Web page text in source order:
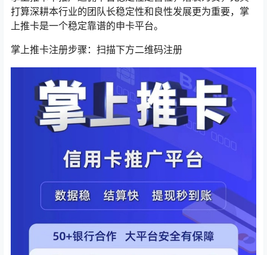
打算深耕本行业的团队长稳定性和良性发展更为重要，掌
上推卡是一个稳定靠谱的申卡平台。
掌上推卡注册步骤：扫描下方二维码注册